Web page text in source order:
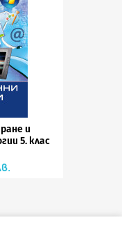
и
5. клас